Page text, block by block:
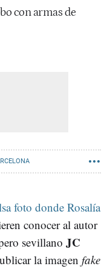
con armas de
foto donde Rosalía
conocer al autor
sevillano JC
la imagen fake